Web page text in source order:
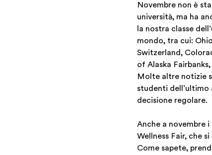
Novembre non è
università, ma ha
la nostra classe
mondo, tra cui:
Switzerland,
of Alaska
Molte altre notizie
studenti dell’ultimo
decisione regolare.
Anche a novembre
Wellness Fair, che
Come sapete,